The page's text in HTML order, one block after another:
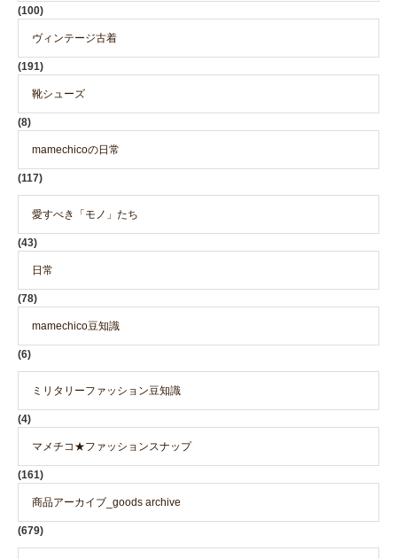
(100)
ヴィンテージ古着
(191)
靴シューズ
(8)
mamechicoの日常
(117)
愛すべき「モノ」たち
(43)
日常
(78)
mamechico豆知識
(6)
ミリタリーファッション豆知識
(4)
マメチコ★ファッションスナップ
(161)
商品アーカイブ_goods archive
(679)